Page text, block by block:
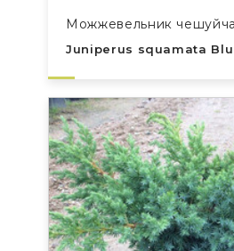
Можжевельник
Juniperus squamata